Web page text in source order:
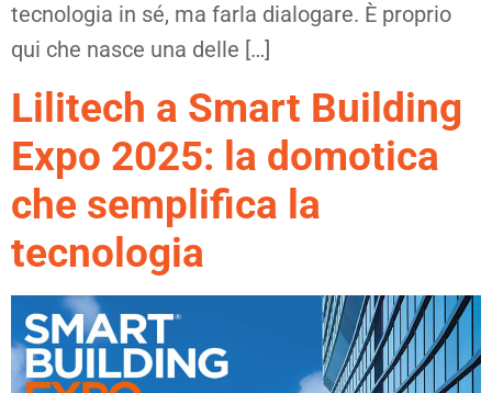
tecnologia in sé, ma farla dialogare. È proprio
qui che nasce una delle […]
Lilitech a Smart Building
Expo 2025: la domotica
che semplifica la
tecnologia